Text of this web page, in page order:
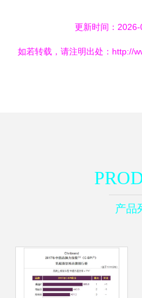
更新时间：
如若转载，请注明出处：http://
产品